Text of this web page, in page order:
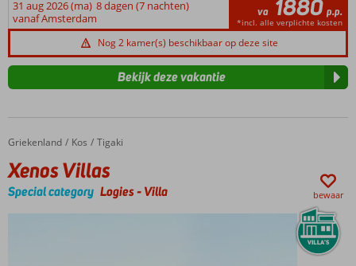
31 aug 2026 (ma) 8 dagen (7 nachten)
vanaf Amsterdam
va 1880 p.p.
*incl. alle verplichte kosten
Nog 2 kamer(s) beschikbaar op deze site
Bekijk deze vakantie
Home
Griekenland Kos Tigaki
Xenos Villas
Xenos Villas
Special category Logies-Villa bewaar